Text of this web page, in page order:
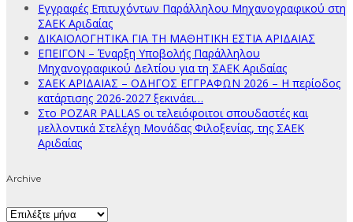
Εγγραφές Επιτυχόντων Παράλληλου Μηχανογραφικού στη
ΣΑΕΚ Αριδαίας
ΔΙΚΑΙΟΛΟΓΗΤΙΚΑ ΓΙΑ ΤΗ ΜΑΘΗΤΙΚΗ ΕΣΤΙΑ ΑΡΙΔΑΙΑΣ
ΕΠΕΙΓΟΝ – Έναρξη Υποβολής Παράλληλου
Μηχανογραφικού Δελτίου για τη ΣΑΕΚ Αριδαίας
ΣΑΕΚ ΑΡΙΔΑΙΑΣ – ΟΔΗΓΟΣ ΕΓΓΡΑΦΩΝ 2026 – Η περίοδος
κατάρτισης 2026-2027 ξεκινάει…
Στο POZAR PALLAS οι τελειόφοιτοι σπουδαστές και
μελλοντικά Στελέχη Μονάδας Φιλοξενίας, της ΣΑΕΚ
Αριδαίας
Archive
Archive